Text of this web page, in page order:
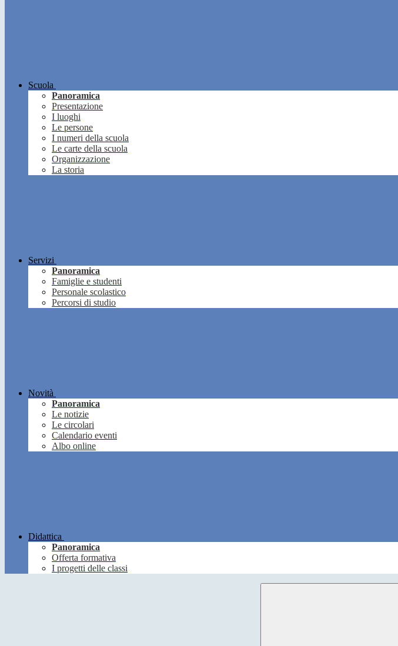
Scuola
Panoramica
Presentazione
I luoghi
Le persone
I numeri della scuola
Le carte della scuola
Organizzazione
La storia
Servizi
Panoramica
Famiglie e studenti
Personale scolastico
Percorsi di studio
Novità
Panoramica
Le notizie
Le circolari
Calendario eventi
Albo online
Didattica
Panoramica
Offerta formativa
I progetti delle classi